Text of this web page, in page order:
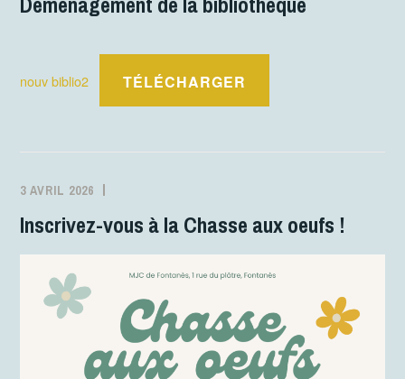
nouv biblio2 TÉLÉCHARGER
3 AVRIL 2026
ROUVEURE
Inscrivez-vous à la Chasse aux oeufs !